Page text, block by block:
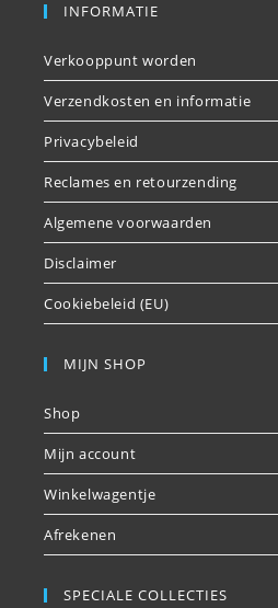
INFORMATIE
Verkooppunt worden
Verzendkosten en informatie
Privacybeleid
Reclames en retourzending
Algemene voorwaarden
Disclaimer
Cookiebeleid (EU)
MIJN SHOP
Shop
Mijn account
Winkelwagentje
Afrekenen
SPECIALE COLLECTIES